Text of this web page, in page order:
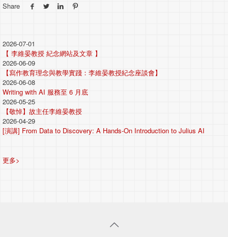
Share
2026-07-01
【 李維晏教授 紀念網站及文章 】
2026-06-09
【寫作教育理念與教學實踐：李維晏教授紀念座談會】
2026-06-08
Writing with AI 服務至 6 月底
2026-05-25
【敬悼】故主任李維晏教授
2026-04-29
[演講] From Data to Discovery: A Hands-On Introduction to Julius AI
更多>